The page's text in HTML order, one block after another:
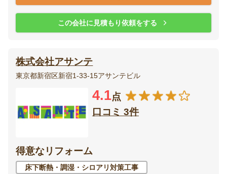
この会社に見積もり依頼をする
株式会社アサンテ
東京都新宿区新宿1-33-15アサンテビル
4.1点
口コミ 3件
得意なリフォーム
床下断熱・調湿・シロアリ対策工事